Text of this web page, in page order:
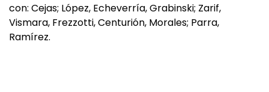
con: Cejas; López, Echeverría, Grabinski; Zarif,
Vismara, Frezzotti, Centurión, Morales; Parra,
Ramírez.